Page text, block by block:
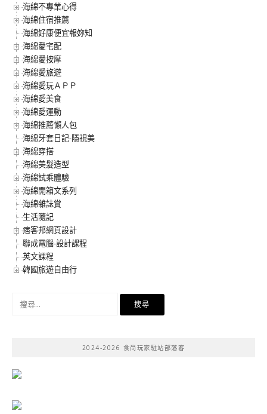
海綿不專業心得
海綿住宿推薦
海綿好康便宜報妳知
海綿愛宅配
海綿愛按摩
海綿愛旅遊
海綿愛玩ＡＰＰ
海綿愛美食
海綿愛運動
海綿推薦懶人包
海綿牙套日記-隱視美
海綿穿搭
海綿美髮造型
海綿試乘體驗
海綿開箱文系列
海綿雜誌賞
生活隨記
痞客邦網頁設計
聯成電腦-設計課程
英文課程
韓國旅遊自由行
2024-2026 食尚玩家駐站部落客